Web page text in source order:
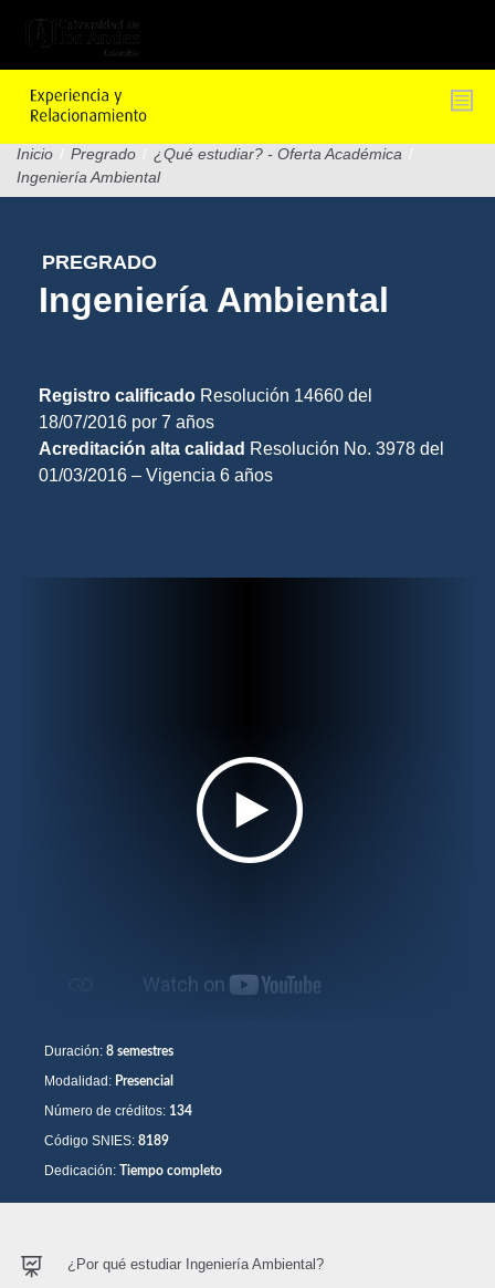
Inicio / Pregrado / ¿Qué estudiar? - Oferta Académica /
Ingeniería Ambiental
PREGRADO
Ingeniería Ambiental
Registro calificado Resolución 14660 del
18/07/2016 por 7 años
Acreditación alta calidad Resolución No. 3978 del
01/03/2016 – Vigencia 6 años
Duración: 8 semestres
Modalidad: Presencial
Número de créditos: 134
Código SNIES: 8189
Dedicación: Tiempo completo
¿Por qué estudiar Ingeniería Ambiental?